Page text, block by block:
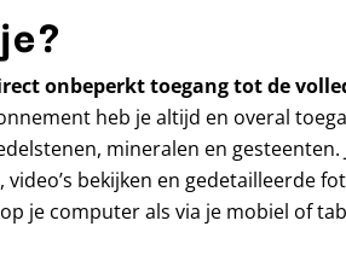
onbeperkt toegang tot de
heb je altijd en overal
mineralen en gesteenten.
bekijken en gedetailleerde
je computer als via je mobiel of